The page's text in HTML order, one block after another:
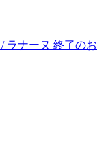
/ ラナーヌ 終了のお